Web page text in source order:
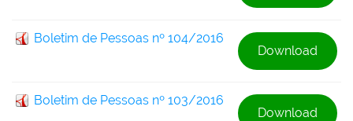
Boletim de Pessoas nº 104/2016
Download
Boletim de Pessoas nº 103/2016
Download